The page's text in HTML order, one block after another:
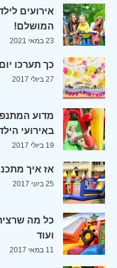
אירועים
המושלם!
23 במאי 2021
כך תערכו
27 ביולי 2017
מדוע
באירועי
19 ביולי 2017
אז איך
25 ביוני 2017
כל מה
ועוד
11 במאי 2017